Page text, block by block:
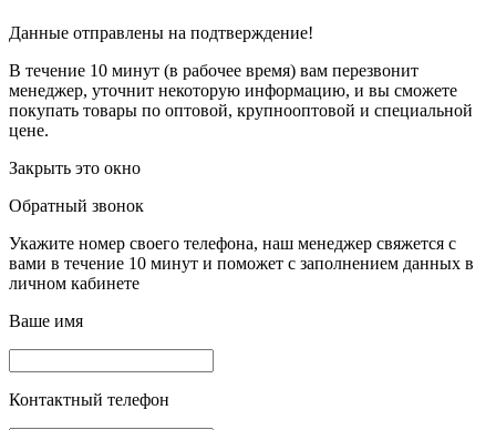
Данные отправлены на подтверждение!
В течение 10 минут (в рабочее время) вам перезвонит
менеджер, уточнит некоторую информацию, и вы сможете
покупать товары по оптовой, крупнооптовой и специальной
цене.
Закрыть это окно
Обратный звонок
Укажите номер своего телефона, наш менеджер свяжется с
вами в течение 10 минут и поможет с заполнением данных в
личном кабинете
Ваше имя
Контактный телефон